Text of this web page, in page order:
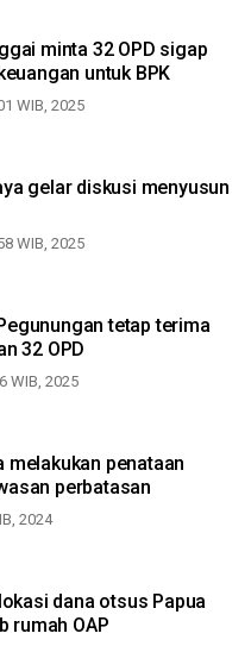
minta 32 OPD sigap
untuk BPK
WIB, 2025
gelar diskusi menyusun
WIB, 2025
tetap terima
32 OPD
WIB, 2025
melakukan penataan
perbatasan
2024
dana otsus Papua
rumah OAP